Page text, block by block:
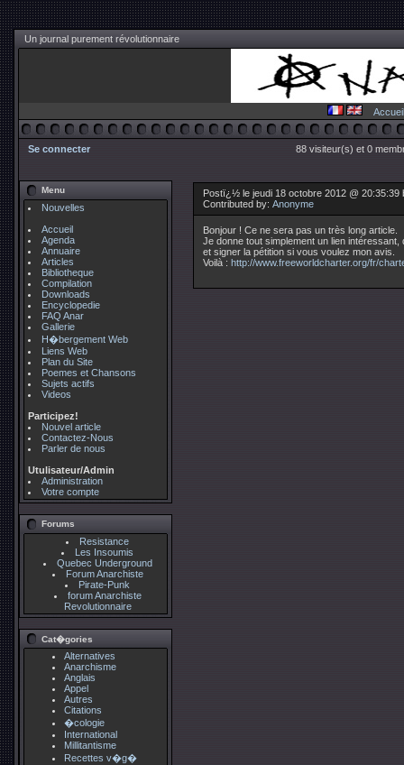
Un journal purement révolutionnaire
Accueil
Se connecter 88 visiteur(s) et 0
Menu
Nouvelles
Accueil
Agenda
Annuaire
Articles
Bibliotheque
Compilation
Downloads
Encyclopedie
FAQ Anar
Gallerie
H�bergement Web
Liens Web
Plan du Site
Poemes et Chansons
Sujets actifs
Videos
Participez!
Nouvel article
Contactez-Nous
Parler de nous
Utulisateur/Admin
Administration
Votre compte
Forums
Resistance
Les Insoumis
Quebec Underground
Forum Anarchiste
Pirate-Punk
forum Anarchiste
Revolutionnaire
Cat�gories
Alternatives
Anarchisme
Anglais
Appel
Autres
Citations
�cologie
International
Millitantisme
Recettes v�g�
Postï¿½ le jeudi 18 octobre 2012 @ 20:35:39
Contributed by: Anonyme
Bonjour ! Ce ne sera pas un très long article.
Je donne tout simplement un lien
et signer la pétition si vous voulez mon avis.
Voilà : http://www.freeworldcharter.org/fr/